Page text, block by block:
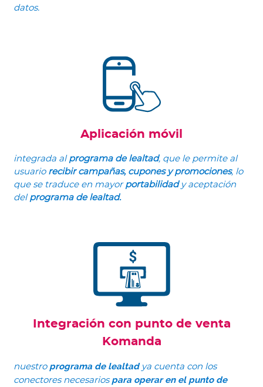
datos.
Aplicación móvil
integrada al programa de lealtad, que le permite al
usuario recibir campañas, cupones y promociones, lo
que se traduce en mayor portabilidady aceptación
del programa de lealtad.
Integración con punto de venta
Komanda
nuestro programa de lealtadya cuenta con los
conectores necesariospara operar en el punto de